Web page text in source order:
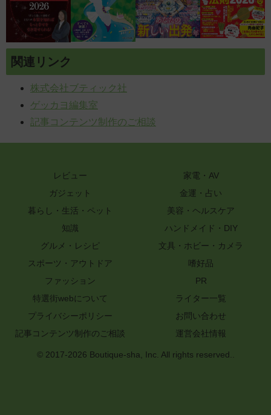
関連リンク
株式会社ブティック社
ゲッカヨ編集室
記事コンテンツ制作のご相談
レビュー
家電・AV
ガジェット
金運・占い
暮らし・生活・ペット
美容・ヘルスケア
知識
ハンドメイド・DIY
グルメ・レシピ
文具・ホビー・カメラ
スポーツ・アウトドア
嗜好品
ファッション
PR
特選街webについて
ライター一覧
プライバシーポリシー
お問い合わせ
記事コンテンツ制作のご相談
運営会社情報
© 2017-2026 Boutique-sha, Inc. All rights reserved..